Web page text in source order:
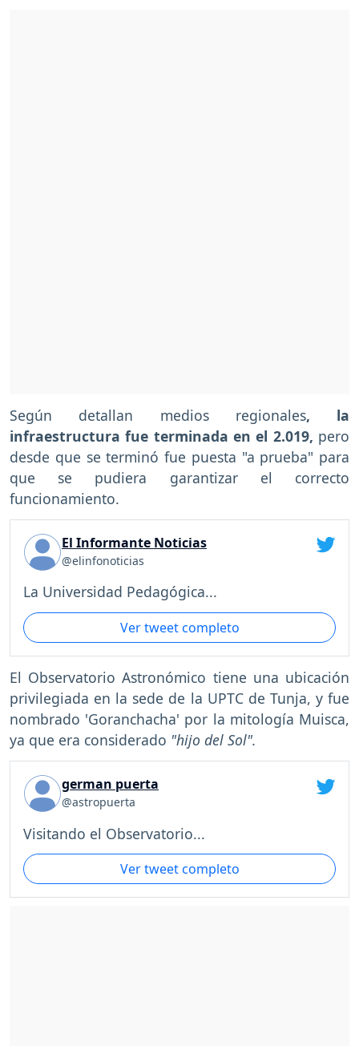
Según detallan medios regionales, la
infraestructura fue terminada en el 2.019, pero
desde que se terminó fue puesta "a prueba" para
que se pudiera garantizar el correcto
funcionamiento.
El Informante Noticias
@elinfonoticias
La Universidad Pedagógica...
Ver tweet completo
El Observatorio Astronómico tiene una ubicación
privilegiada en la sede de la UPTC de Tunja, y fue
nombrado 'Goranchacha' por la mitología Muisca,
ya que era considerado "hijo del Sol".
german puerta
@astropuerta
Visitando el Observatorio...
Ver tweet completo